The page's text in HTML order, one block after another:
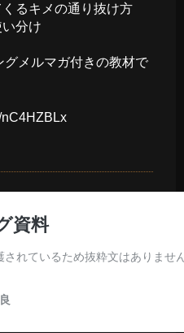
るキメの通り抜け方
分け
メルマガ付きの教材で
nC4HZBLx